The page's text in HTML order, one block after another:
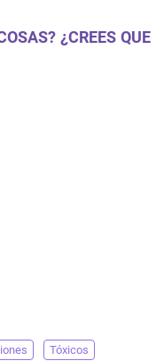
¿CREES QUE
Tóxicos